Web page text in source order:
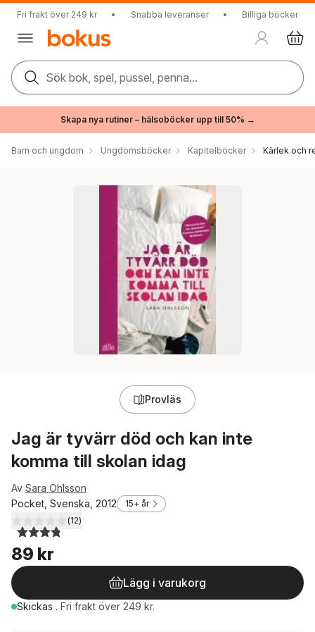
Fri frakt över 249 kr • Snabba leveranser • Billiga böcker
Sök bok, spel, pussel, penna...
Skapa nya rutiner – hälsoböcker upp till 50% →
Barn och ungdom Ungdomsböcker Kapitelböcker Kärlek och
Provläs
Jag är tyvärr död och kan inte
komma till skolan idag
Av Sara Ohlsson
Pocket, Svenska, 2012
15+ år
3,8utav 5 stjärnor. Totalt antal röster:
(12)
89 kr
Lägg i varukorg
Skickas . Fri frakt över 249 kr.